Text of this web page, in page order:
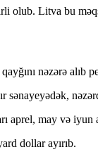
olub. Litva bu
nəzərə
sənayeyədək,
aprel, may və
dollar ayırıb.